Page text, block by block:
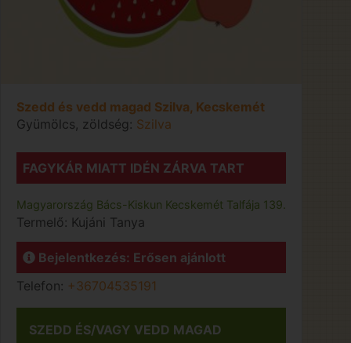
Szedd és vedd magad Szilva, Kecskemét
Gyümölcs, zöldség: Szilva
FAGYKÁR MIATT IDÉN ZÁRVA TART
Magyarország Bács-Kiskun Kecskemét Talfája 139.
Termelő: Kujáni Tanya
Bejelentkezés: Erősen ajánlott
Telefon: +36704535191
SZEDD ÉS/VAGY VEDD MAGAD